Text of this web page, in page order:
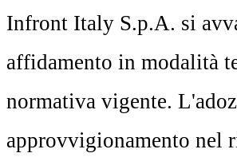
Infront Italy S.p.A. si
affidamento in modalità
normativa vigente.
approvvigionamento nel